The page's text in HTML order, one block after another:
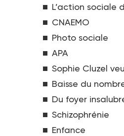
L’action sociale
CNAEMO
Photo sociale
APA
Sophie Cluzel
Baisse du
Du foyer
Schizophrénie
Enfance